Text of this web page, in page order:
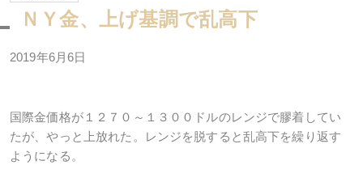
ＮＹ金、上げ基調で乱高下
2019年6月6日
国際金価格が１２７０～１３００ドルのレンジで膠着してい
たが、やっと上放れた。レンジを脱すると乱高下を繰り返す
ようになる。